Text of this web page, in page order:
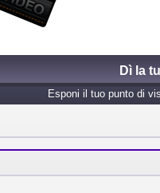
Dì la
Esponi il tuo punto di